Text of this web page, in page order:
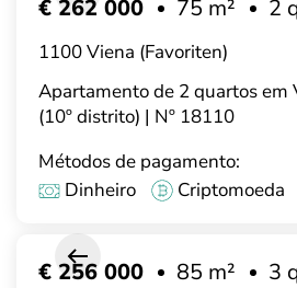
Apartamento de 2 quartos em
(10º distrito) | Nº 18110
€ 262 000 75 m² 2
1100 Viena (Favoriten)
Métodos de pagamento:
Dinheiro
Criptomoeda
€ 256 000 85 m² 3